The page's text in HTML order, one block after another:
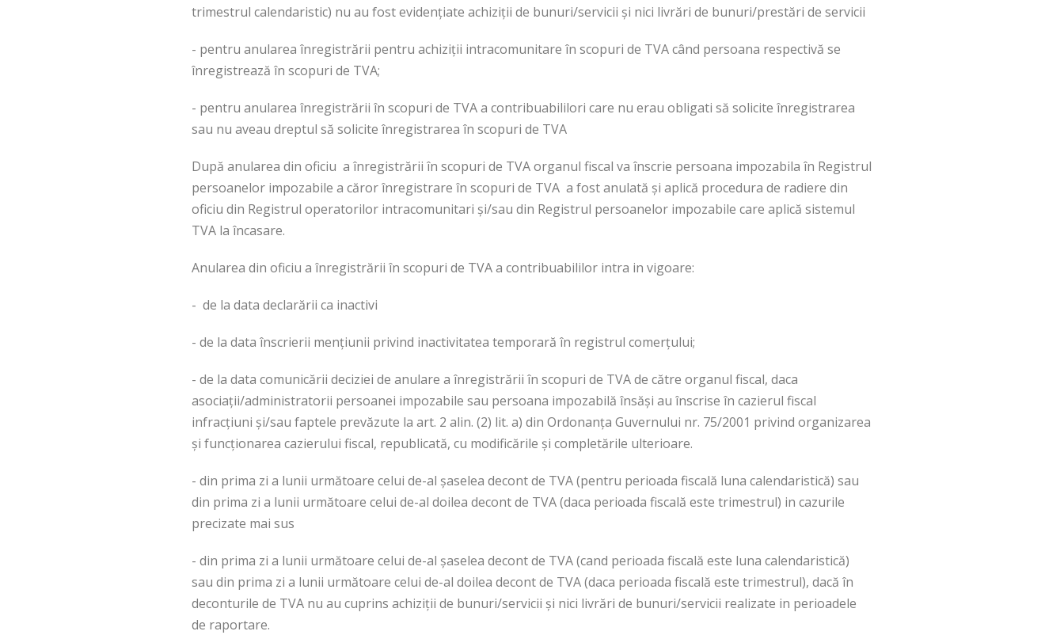
trimestrul calendaristic) nu au fost evidenţiate achiziţii de bunuri/servicii şi nici livrări de bunuri/prestări de servicii
- pentru anularea înregistrării pentru achiziţii intracomunitare în scopuri de TVA când persoana respectivă se
înregistrează în scopuri de TVA;
- pentru anularea înregistrării în scopuri de TVA a contribuabililori care nu erau obligati să solicite înregistrarea
sau nu aveau dreptul să solicite înregistrarea în scopuri de TVA
După anularea din oficiu a înregistrării în scopuri de TVA organul fiscal va înscrie persoana impozabila în Registrul
persoanelor impozabile a căror înregistrare în scopuri de TVA a fost anulată şi aplică procedura de radiere din
oficiu din Registrul operatorilor intracomunitari şi/sau din Registrul persoanelor impozabile care aplică sistemul
TVA la încasare.
Anularea din oficiu a înregistrării în scopuri de TVA a contribuabililor intra in vigoare:
- de la data declarării ca inactivi
- de la data înscrierii menţiunii privind inactivitatea temporară în registrul comerţului;
- de la data comunicării deciziei de anulare a înregistrării în scopuri de TVA de către organul fiscal, daca
asociaţii/administratorii persoanei impozabile sau persoana impozabilă însăşi au înscrise în cazierul fiscal
infracţiuni şi/sau faptele prevăzute la art. 2 alin. (2) lit. a) din Ordonanţa Guvernului nr. 75/2001 privind organizarea
şi funcţionarea cazierului fiscal, republicată, cu modificările şi completările ulterioare.
- din prima zi a lunii următoare celui de-al şaselea decont de TVA (pentru perioada fiscală luna calendaristică) sau
din prima zi a lunii următoare celui de-al doilea decont de TVA (daca perioada fiscală este trimestrul) in cazurile
precizate mai sus
- din prima zi a lunii următoare celui de-al şaselea decont de TVA (cand perioada fiscală este luna calendaristică)
sau din prima zi a lunii următoare celui de-al doilea decont de TVA (daca perioada fiscală este trimestrul), dacă în
deconturile de TVA nu au cuprins achiziţii de bunuri/servicii şi nici livrări de bunuri/servicii realizate in perioadele
de raportare.